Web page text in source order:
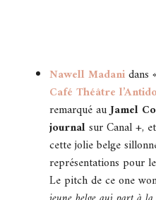
Nawell Madanidans
Café Théâtre
remarqué auJamel
journalsur Canal +,
cette jolie belge
représentations pour
Le pitch de ce one